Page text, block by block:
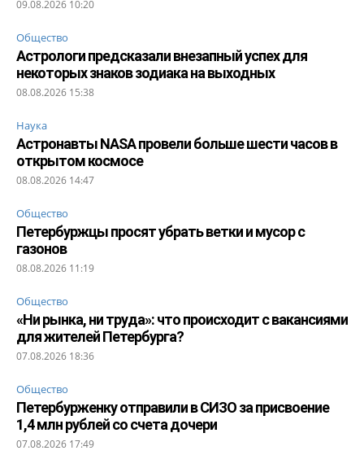
09.08.2026 10:20
Общество
Астрологи предсказали внезапный успех для
некоторых знаков зодиака на выходных
08.08.2026 15:38
Наука
Астронавты NASA провели больше шести часов в
открытом космосе
08.08.2026 14:47
Общество
Петербуржцы просят убрать ветки и мусор с
газонов
08.08.2026 11:19
Общество
«Ни рынка, ни труда»: что происходит с вакансиями
для жителей Петербурга?
07.08.2026 18:36
Общество
Петербурженку отправили в СИЗО за присвоение
1,4 млн рублей со счета дочери
07.08.2026 17:49